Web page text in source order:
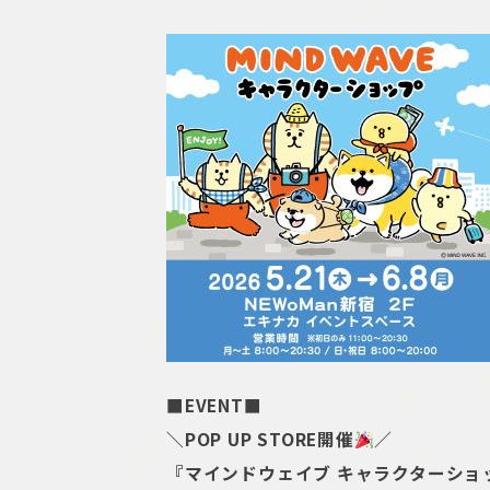
■EVENT■
＼POP UP STORE開催
／
『マインドウェイブ キャラクターショ